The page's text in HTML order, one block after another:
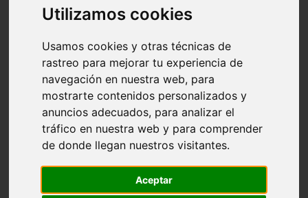
Utilizamos cookies
Usamos cookies y otras técnicas de
rastreo para mejorar tu experiencia de
navegación en nuestra web, para
mostrarte contenidos personalizados y
anuncios adecuados, para analizar el
tráfico en nuestra web y para comprender
de donde llegan nuestros visitantes.
Aceptar
Santa-cruz-de-tenerife - los-llanos-de-aridane
Cantabria - suances
Granada - monachil
Huesca - isábena
Huesca - alquézar
Huesca - castejón-de-sos
Sevilla - marinaleda
Córdoba - almedinilla
Navarra - zangoza
Cantabria - arenas-de-iguña
Barcelona - la-pobla-de-lillet
Las-palmas - yaiza